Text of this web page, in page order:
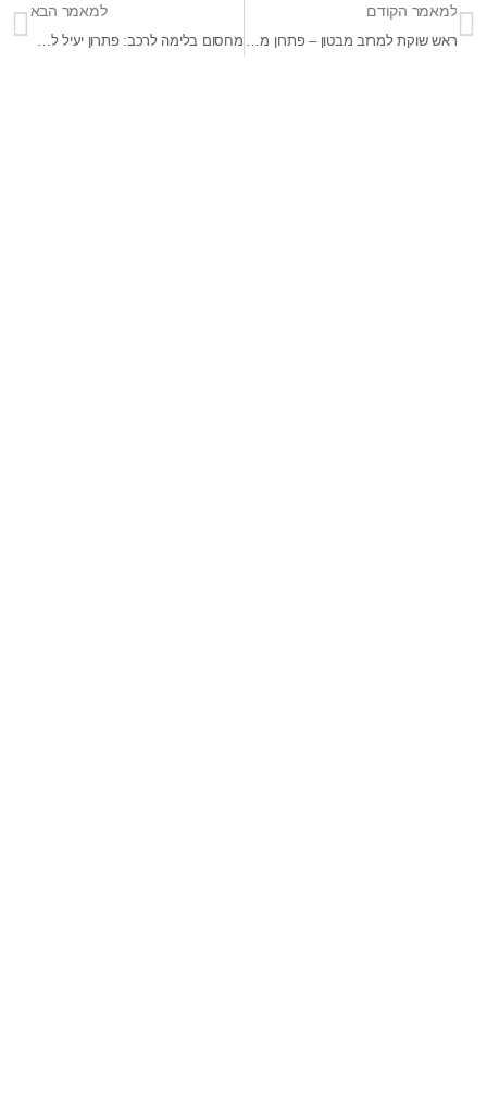
למאמר הקודם
ראש שוקת למרזב מבטון – פתרון מקצועי לניקוז יעיל לאורך שנים
למאמר הבא
מחסום בלימה לרכב: פתרון יעיל לשמירה על בטיחות הנהגים והולכי רגל